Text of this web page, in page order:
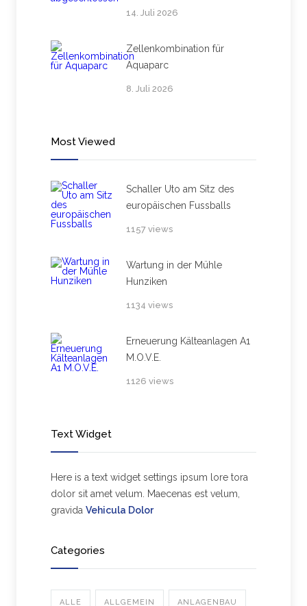
14. Juli 2026
Zellenkombination für
Aquaparc
8. Juli 2026
Most Viewed
Schaller Uto am Sitz des
europäischen Fussballs
1157 views
Wartung in der Mühle
Hunziken
1134 views
Erneuerung Kälteanlagen A1
M.O.V.E.
1126 views
Text Widget
Here is a text widget settings ipsum lore tora
dolor sit amet velum. Maecenas est velum,
gravida Vehicula Dolor
Categories
ALLE ALLGEMEIN ANLAGENBAU